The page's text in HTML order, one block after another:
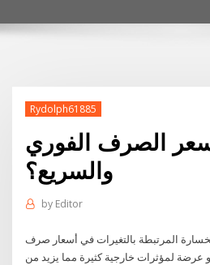
Rydolph61885
الصرف الفوري
والسريع؟
by Editor
المرتبطة بالتغيرات في أسعار صرف
سريع و عرضة لمؤثرات خارجية كثيرة مما يزيد من